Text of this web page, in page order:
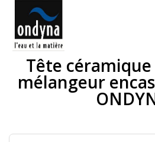
Tête
mélangeur